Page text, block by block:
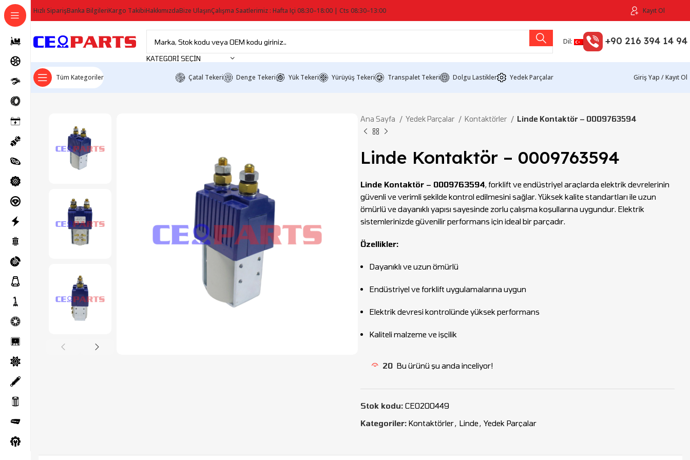
Hızlı SiparişBanka BilgileriKargo TakibiHakkımızdaBize UlaşınÇalışma Saatlerimiz : Hafta Içi 08:30–18:00 | Cts 08:30–13:00 Kayıt Ol
KATEGORI SEÇIN
Dil: +90 216 394 14 94
Tüm Kategoriler Çatal Tekeri Denge Tekeri Yük Tekeri Yürüyüş Tekeri Transpalet Tekeri Dolgu Lastikler Yedek Parçalar Giriş Yap / Kayıt Ol
Ana Sayfa Yedek Parçalar Kontaktörler Linde Kontaktör – 0009763594
Linde Kontaktör – 0009763594
Linde Kontaktör – 0009763594, forklift ve endüstriyel araçlarda elektrik devrelerinin
güvenli ve verimli şekilde kontrol edilmesini sağlar. Yüksek kalite standartları ile uzun
ömürlü ve dayanıklı yapısı sayesinde zorlu çalışma koşullarına uygundur. Elektrik
sistemlerinizde güvenilir performans için ideal bir parçadır.
Özellikler:
Dayanıklı ve uzun ömürlü
Endüstriyel ve forklift uygulamalarına uygun
Elektrik devresi kontrolünde yüksek performans
Kaliteli malzeme ve işçilik
20 Bu ürünü şu anda inceliyor!
Stok kodu: CEO200449
Kategoriler: Kontaktörler, Linde, Yedek Parçalar